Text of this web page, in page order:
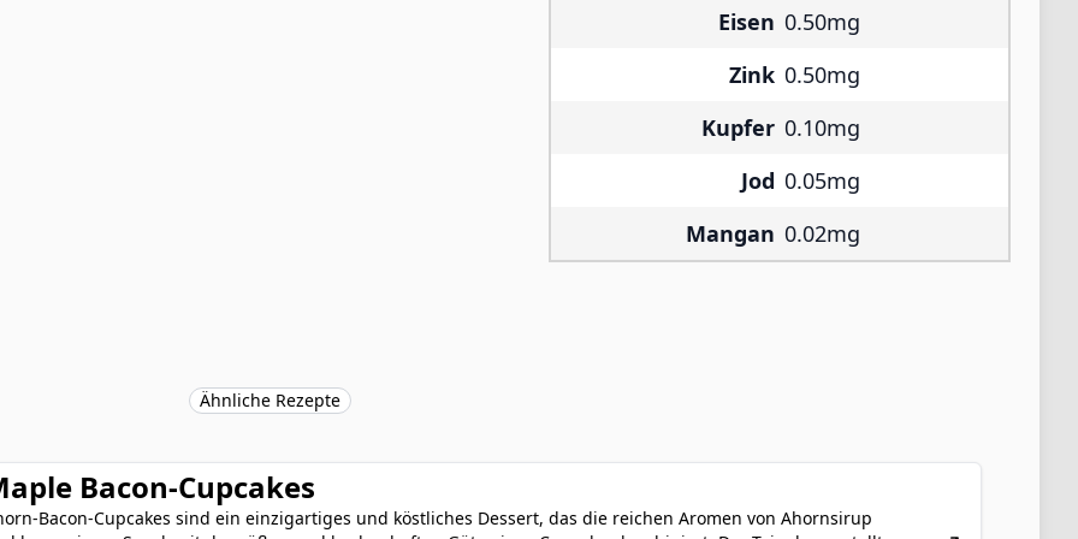
Eisen 0.50mg
Zink 0.50mg
Kupfer 0.10mg
Jod 0.05mg
Mangan 0.02mg
Ähnliche Rezepte
Bacon-Cupcakes
Bacon-Cupcakes sind ein einzigartiges und köstliches Dessert, das die reichen Aromen von Ahornsirup